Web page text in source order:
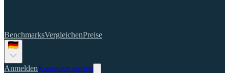
BenchmarksVergleichenPreise
AnmeldenKostenlos starten